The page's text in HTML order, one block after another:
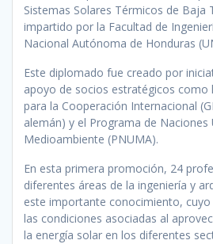
Sistemas Solares Térmicos de Baja
impartido por la Facultad de
Nacional Autónoma de Honduras
Este diplomado fue creado por
apoyo de socios estratégicos como
para la Cooperación Internacional
alemán) y el Programa de Naciones
Medioambiente (PNUMA).
En esta primera promoción, 24
diferentes áreas de la ingeniería y
este importante conocimiento,
las condiciones asociadas al
la energía solar en los diferentes